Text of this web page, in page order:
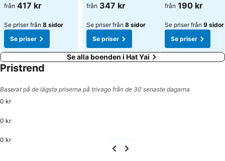
från 417 kr
Se priser från 8 sidor
Se priser
från 347 kr
Se priser från 8 sidor
Se priser
från 190 kr
Se priser från 9 sidor
Se priser
Se alla boenden i Hat Yai
Pristrend
Baserat på de lägsta priserna på trivago från de 30 senaste dagarna
0 kr
0 kr
0 kr